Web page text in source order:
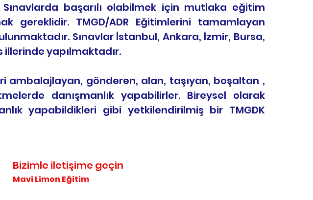
Sınavlarda başarılı olabilmek için mutlaka eğitim
TMGD/ADR Eğitimlerini tamamlayan
Sınavlar İstanbul, Ankara, İzmir, Bursa,
illerinde yapılmaktadır.
ambalajlayan, gönderen, alan, taşıyan, boşaltan ,
danışmanlık yapabilirler. Bireysel olarak
yapabildikleri gibi yetkilendirilmiş bir TMGDK
Bizimle iletişime geçin
Mavi Limon Eğitim